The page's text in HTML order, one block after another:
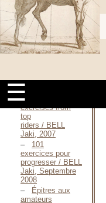
☰
mit Pferden
Analyse und
Programm —
1973 / BECHER
Rolf, 1973
Schulung für
Turniersport / BECHER
Rolf, 1980
exercises from
top
riders / BELL
Jaki, 2007
101
exercices pour
progresser / BELL
Jaki, Septembre
2008
Épitres aux
amateurs